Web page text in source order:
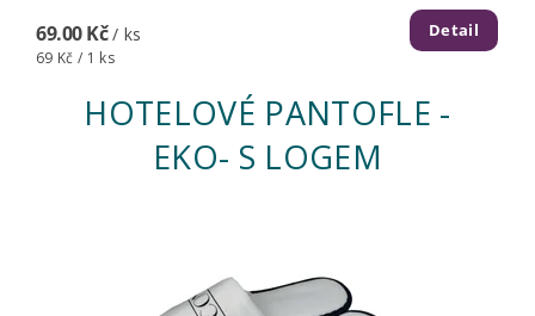
69.00 Kč / ks
69 Kč / 1 ks
Detail
HOTELOVÉ PANTOFLE -
EKO- S LOGEM